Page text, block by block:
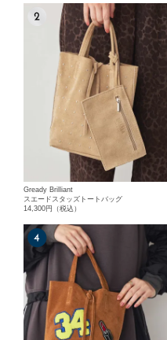
Gready Brilliant
スエードスタッズトートバッグ
14,300円（税込）